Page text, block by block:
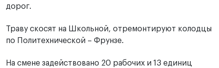
дорог.
Траву скосят на Школьной, отремонтируют колодцы
по Политехнической – Фрунзе.
На смене задействовано 20 рабочих и 13 единиц